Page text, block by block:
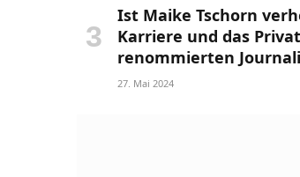
Ist Maike Tschorn
Karriere und das
renommierten
27. Mai 2024